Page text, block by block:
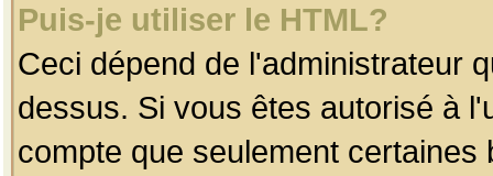
Puis-je utiliser le HTML?
Ceci dépend de l'administrateur
dessus. Si vous êtes autorisé à
compte que seulement